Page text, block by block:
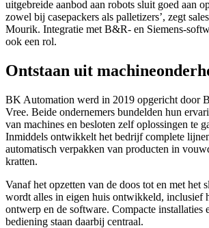
uitgebreide aanbod aan robots sluit goed aan
zowel bij casepackers als palletizers’, zegt
Mourik. Integratie met B&R- en Siemens-
ook een rol.
Ontstaan uit
BK Automation werd in 2019 opgericht door
Vree. Beide ondernemers bundelden hun
van machines en besloten zelf oplossingen te
Inmiddels ontwikkelt het bedrijf complete
automatisch verpakken van producten in
kratten.
Vanaf het opzetten van de doos tot en met het
wordt alles in eigen huis ontwikkeld, inclusief
ontwerp en de software. Compacte installaties
bediening staan daarbij centraal.